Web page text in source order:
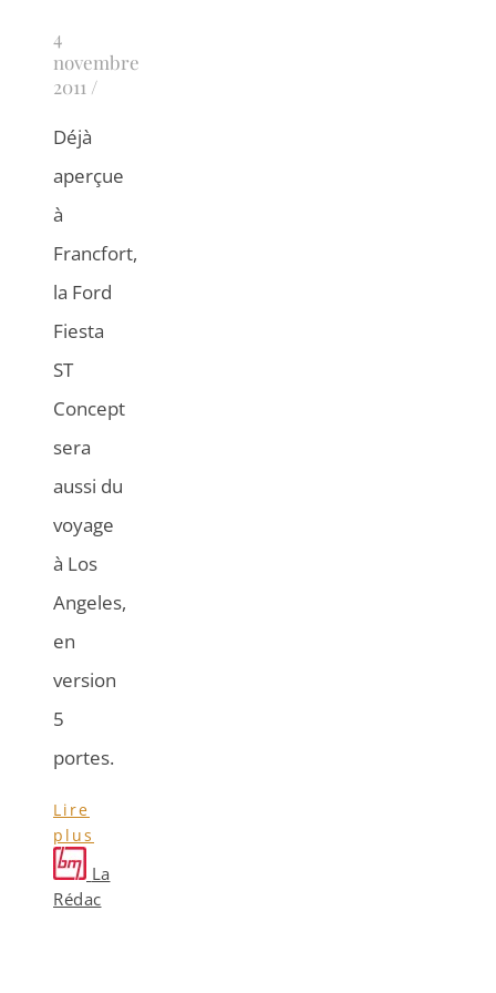
4
novembre
2011 /
Déjà
aperçue
à
Francfort,
la Ford
Fiesta
ST
Concept
sera
aussi du
voyage
à Los
Angeles,
en
version
5
portes.
Lire
plus
La
Rédac